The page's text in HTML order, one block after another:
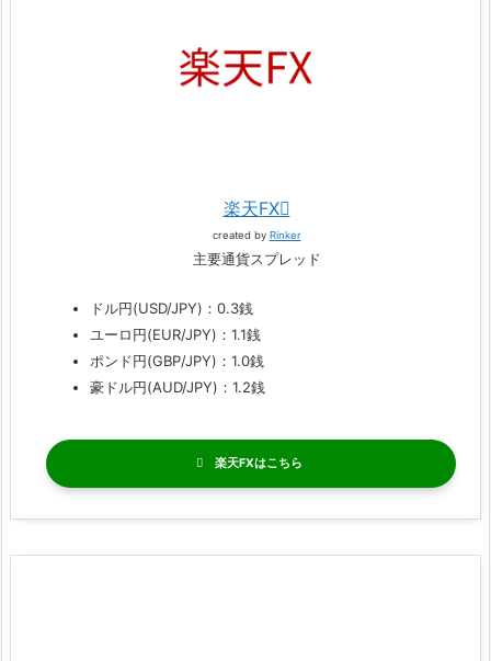
楽天FX
created by Rinker
主要通貨スプレッド
ドル円(USD/JPY)：0.3銭
ユーロ円(EUR/JPY)：1.1銭
ポンド円(GBP/JPY)：1.0銭
豪ドル円(AUD/JPY)：1.2銭
楽天FX